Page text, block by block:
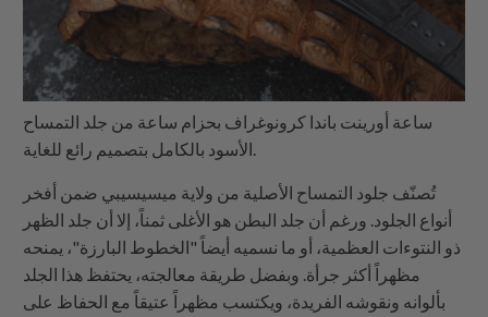
ساعة أورينت باندا كرونوغراف بحزام ساعة من جلد التمساح
الأسود بالكامل بتصميم رائع للغاية.
تُصنّف جلود التمساح الأصلية من ولاية ميسيسيبي ضمن أفخر
أنواع الجلود. ورغم أن جلد البطن هو الأغلى ثمناً، إلا أن جلد الظهر
ذو النتوءات العظمية، أو ما نسميه أيضاً "الخطوط البارزة"، يمنحه
مظهراً أكثر جرأة. وبفضل طريقة معالجته، يحتفظ هذا الجلد
بألوانه ونقوشه الفريدة، ويكتسب مظهراً عتيقاً مع الحفاظ على